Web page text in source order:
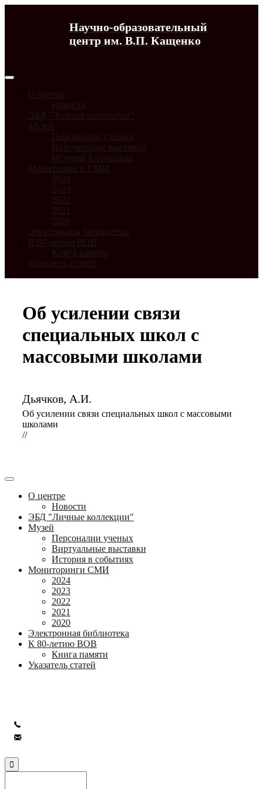
Научно-образовательный
центр им. В.П. Кащенко
О центре
Новости
ЭБД "Личные коллекции"
Музей
Персоналии ученых
Виртуальные выставки
История в событиях
Мониторинги СМИ
2024
2023
2022
2021
2020
Электронная библиотека
К 80-летию ВОВ
Книга памяти
Указатель статей
Об усилении связи
специальных школ с
массовыми школами
Дьячков, А.И.
Об усилении связи специальных школ с массовыми
школами
//
О центре
Новости
ЭБД "Личные коллекции"
Музей
Персоналии ученых
Виртуальные выставки
История в событиях
Мониторинги СМИ
2024
2023
2022
2021
2020
Электронная библиотека
К 80-летию ВОВ
Книга памяти
Указатель статей
